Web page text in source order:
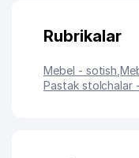
Rubrikalar
Mebel - sotish ,
Pastak stolchalar